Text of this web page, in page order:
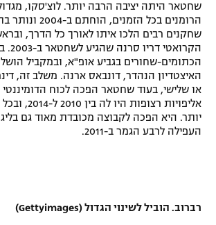
שחטאר היתה יציבה הרבה יותר. לוצ'סקו,
הרומנים בכל
שחקנים רבים הלכו איתו לאורך כל הדרך,
הכתומים-שחורים בגביע אופ"א, ובמקביל
האיצטדיון הנהדר, דונבאס ארנה. משלב זה,
אליפויות
יותר. היא הפכה לקבוצה מכובדת מאוד גם
העפילה לרבע הגמר ב-2011.
רברוב. הוביל לשינוי הגדול (Gettyimages)